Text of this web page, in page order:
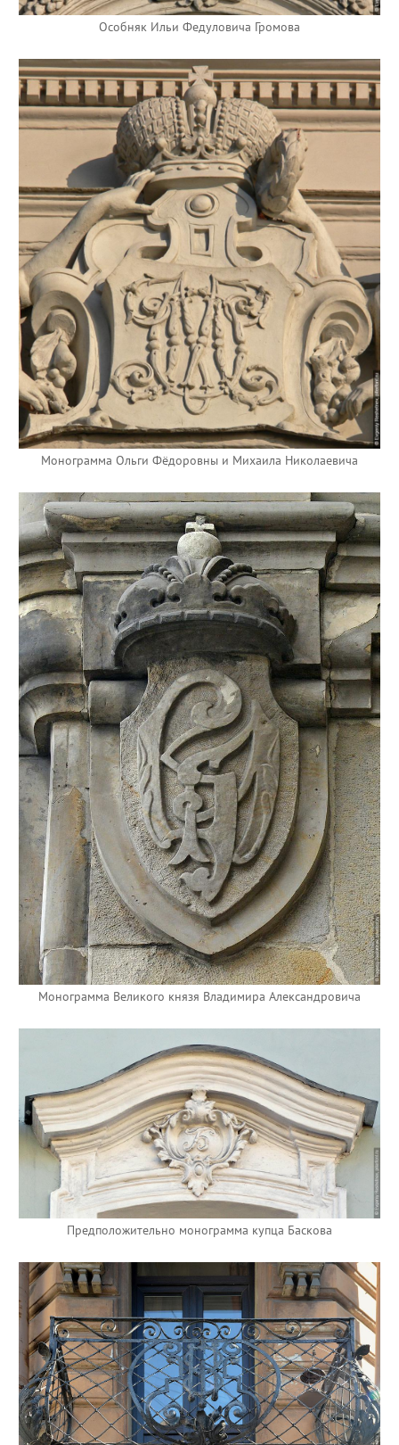
Особняк Ильи Федуловича Громова
Монограмма Ольги Фёдоровны и Михаила Николаевича
Монограмма Великого князя Владимира Александровича
Предположительно монограмма купца Баскова